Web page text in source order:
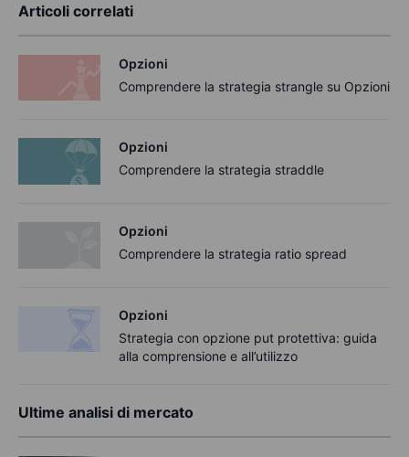
Articoli correlati
Opzioni
Comprendere la strategia strangle su Opzioni
Opzioni
Comprendere la strategia straddle
Opzioni
Comprendere la strategia ratio spread
Opzioni
Strategia con opzione put protettiva: guida
alla comprensione e all’utilizzo
Ultime analisi di mercato